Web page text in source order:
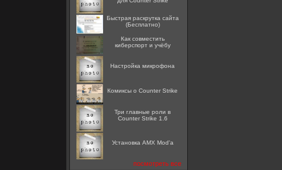
Быстрая раскрутка сайта
(Бесплатно)
Как совместить
киберспорт и учёбу
Настройка микрофона
Комиксы о Counter Strike
Три главные роли в
Counter Strike 1.6
Установка AMX Mod'a
посмотреть все